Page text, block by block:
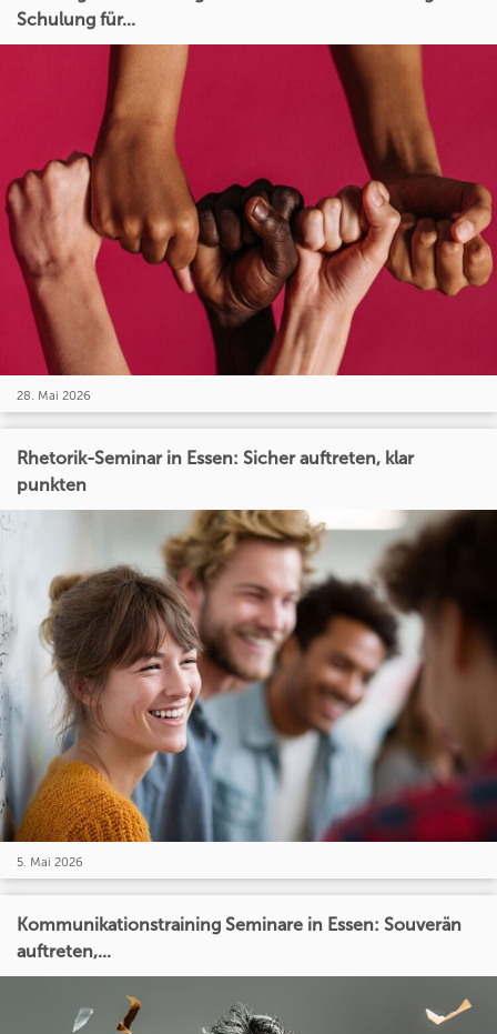
Schulung für...
28. Mai 2026
Rhetorik-Seminar in Essen: Sicher auftreten, klar
punkten
5. Mai 2026
Kommunikationstraining Seminare in Essen: Souverän
auftreten,...